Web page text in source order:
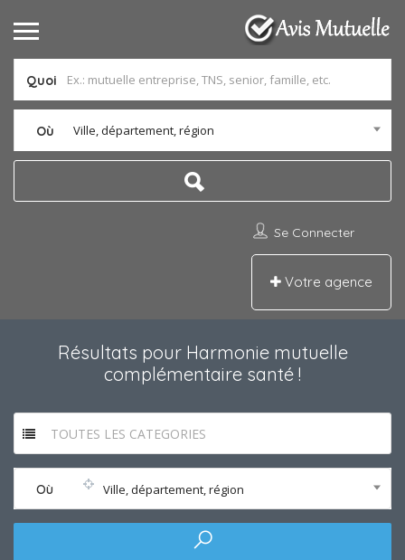
Quoi
Où Ville, département, région
Se Connecter
Votre agence
Résultats pour Harmonie mutuelle
complémentaire santé !
TOUTES LES CATEGORIES
Où Ville, département, région